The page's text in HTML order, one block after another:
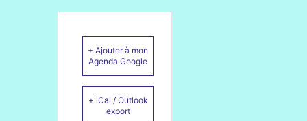
+ Ajouter à mon
Agenda Google
+ iCal / Outlook
export